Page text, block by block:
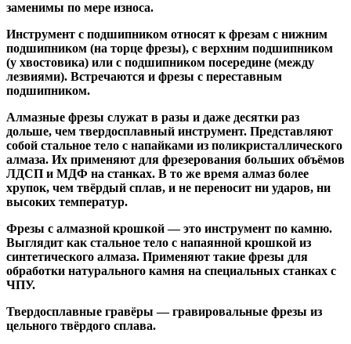
заменимы по мере износа.
Инструмент с подшипником относят к фрезам с нижним
подшипником (на торце фрезы), с верхним подшипником
(у хвостовика) или с подшипником посередине (между
лезвиями). Встречаются и фрезы с переставным
подшипником.
Алмазные фрезы служат в разы и даже десятки раз
дольше, чем твердосплавный инструмент. Представляют
собой стальное тело с напайками из поликристаллического
алмаза. Их применяют для фрезерования больших объёмов
ЛДСП и МДФ на станках. В то же время алмаз более
хрупок, чем твёрдый сплав, и не переносит ни ударов, ни
высоких температур.
Фрезы с алмазной крошкой— это инструмент по камню.
Выглядит как стальное тело с напаянной крошкой из
синтетического алмаза. Применяют такие фрезы для
обработки натурального камня на специальных станках с
ЧПУ.
Твердосплавные гравёры — гравировальные фрезы из
цельного твёрдого сплава.